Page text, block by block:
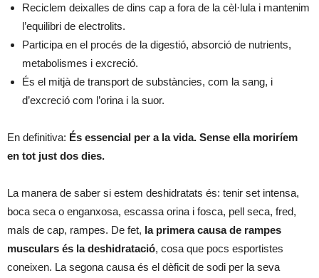
Reciclem deixalles de dins cap a fora de la cèl·lula i mantenim
l’equilibri de electrolits.
Participa en el procés de la digestió, absorció de nutrients,
metabolismes i excreció.
És el mitjà de transport de substàncies, com la sang, i
d’excreció com l’orina i la suor.
En definitiva: És essencial per a la vida. Sense ella moriríem
en tot just dos dies.
La manera de saber si estem deshidratats és: tenir set intensa,
boca seca o enganxosa, escassa orina i fosca, pell seca, fred,
mals de cap, rampes. De fet, la primera causa de rampes
musculars és la deshidratació, cosa que pocs esportistes
coneixen. La segona causa és el dèficit de sodi per la seva